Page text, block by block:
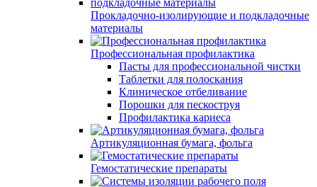
Прокладочно-изолирующие и подкладочные
материалы
Профессиональная профилактика
Пасты для профессиональной чистки
Таблетки для полоскания
Клиническое отбеливание
Порошки для пескоструя
Профилактика кариеса
Артикуляционная бумага, фольга
Гемостатические препараты